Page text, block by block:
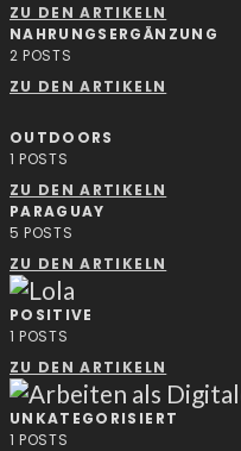
ZU DEN ARTIKELN
NAHRUNGSERGÄNZUNG
2 POSTS
ZU DEN ARTIKELN
OUTDOORS
1 POSTS
ZU DEN ARTIKELN
PARAGUAY
5 POSTS
ZU DEN ARTIKELN
POSITIVE
1 POSTS
ZU DEN ARTIKELN
UNKATEGORISIERT
1 POSTS